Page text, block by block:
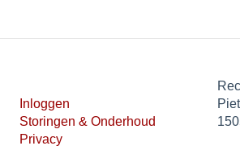
SBR certificaat
Inloggen
Storingen & Onderhoud
Privacy